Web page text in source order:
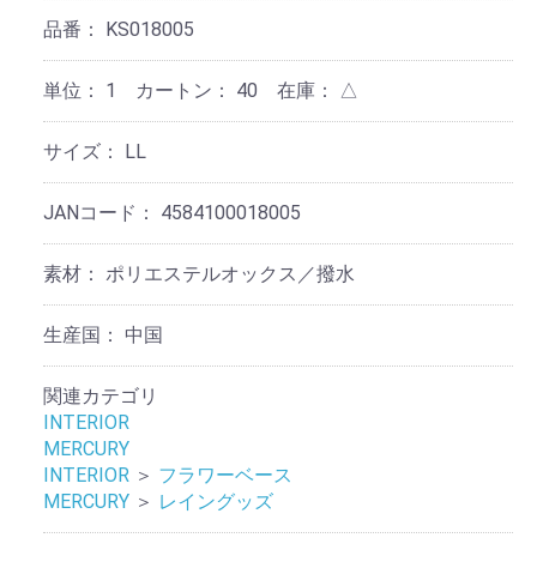
品番： KS018005
単位： 1 カートン： 40 在庫： △
サイズ： LL
JANコード： 4584100018005
素材： ポリエステルオックス／撥水
生産国： 中国
関連カテゴリ
INTERIOR
MERCURY
INTERIOR ＞ フラワーベース
MERCURY ＞ レイングッズ